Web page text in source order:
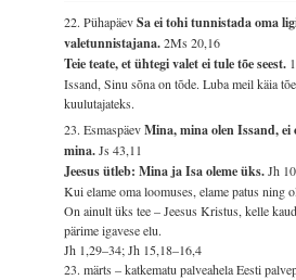
22. PühapäevSa ei tohi tunnistada oma
valetunnistajana.2Ms 20,16
Teie teate, et ühtegi valet ei tule tõe seest.
Issand, Sinu sõna on tõde. Luba meil käia
kuulutajateks.
23. EsmaspäevMina, mina olen Issand,
mina.Js 43,11
Jeesus ütleb: Mina ja Isa oleme üks.Jh
Kui elame oma loomuses, elame patus ning
On ainult üks tee – Jeesus Kristus, kelle
pärime igavese elu.
Jh 1,29–34; Jh 15,18–16,4
23. märts – katkematu palveahela Eesti